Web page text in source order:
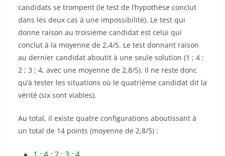
candidats se trompent (le test de l’hypothèse conclut
dans les deux cas à une impossibilité). Le test qui
donne raison au troisième candidat est celui qui
conclut à la moyenne de 2,4/5. Le test donnant raison
au dernier candidat aboutit à une seule solution (1 ; 4 ;
2 ; 3 ; 4, avec une moyenne de 2,8/5). Il ne reste donc
qu’à tester les situations où le quatrième candidat dit la
vérité (six sont viables).
Au total, il existe quatre configurations aboutissant à
un total de 14 points (moyenne de 2,8/5) :